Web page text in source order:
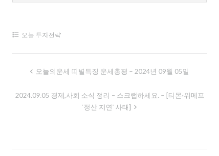
오늘 투자전략
비
오늘의운세 띠별특징 운세총평 – 2024년 09월 05일
2024.09.05 경제,사회 소식 정리 – 스크랩하세요. – [티몬·위메프
'정산 지연' 사태]